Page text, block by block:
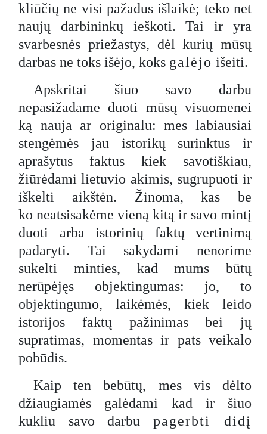
kliūčių ne visi pažadus išlaikė; teko net
naujų darbininkų ieškoti. Tai ir yra
svarbesnės priežastys, dėl kurių mūsų
darbas ne toks išėjo, koks galėjo išeiti.
Apskritai šiuo savo darbu
nepasižadame duoti mūsų visuomenei
ką nauja ar originalu: mes labiausiai
stengėmės jau istorikų surinktus ir
aprašytus faktus kiek savotiškiau,
žiūrėdami lietuvio akimis, sugrupuoti ir
iškelti aikštėn. Žinoma, kas be
ko neatsisakėme vieną kitą ir savo mintį
duoti arba istorinių faktų vertinimą
padaryti. Tai sakydami nenorime
sukelti minties, kad mums būtų
nerūpėjęs objektingumas: jo, to
objektingumo, laikėmės, kiek leido
istorijos faktų pažinimas bei jų
supratimas, momentas ir pats veikalo
pobūdis.
Kaip ten bebūtų, mes vis dėlto
džiaugiamės galėdami kad ir šiuo
kukliu savo darbu pagerbti didį